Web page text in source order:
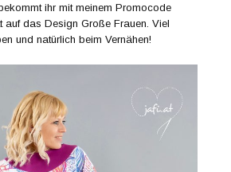
ihr mit meinem Promocode
das Design Große Frauen. Viel
und natürlich beim Vernähen!